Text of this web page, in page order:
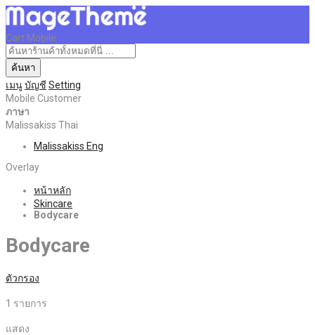
Cart Mobile
ค้นหา
เมนูบัญชี Setting
Mobile Customer
ภาษา
Malissakiss Thai
Malissakiss Eng
Overlay
หน้าหลัก
Skincare
Bodycare
Bodycare
ตัวกรอง
1 รายการ
แสดง